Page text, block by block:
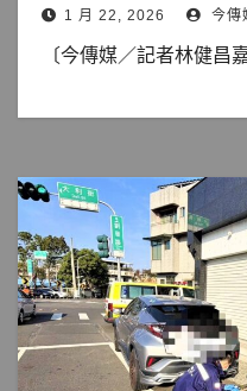
1 月 22, 2026 今傳
〔今傳媒／記者林健昌